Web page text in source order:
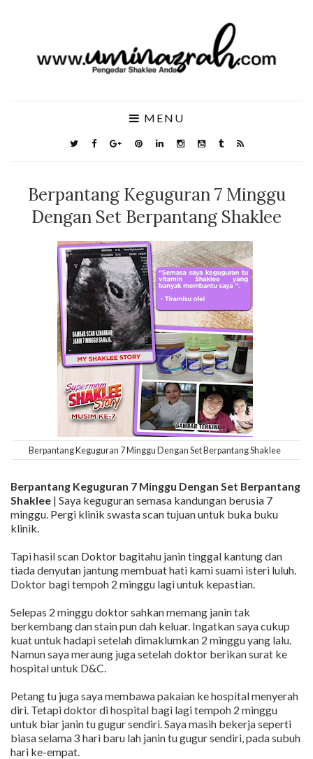
MENU
Berpantang Keguguran 7 Minggu
Dengan Set Berpantang Shaklee
Berpantang Keguguran 7 Minggu Dengan Set Berpantang Shaklee
Berpantang Keguguran 7 Minggu Dengan Set Berpantang
Shaklee | Saya keguguran semasa kandungan berusia 7
minggu. Pergi klinik swasta scan tujuan untuk buka buku
klinik.
Tapi hasil scan Doktor bagitahu janin tinggal kantung dan
tiada denyutan jantung membuat hati kami suami isteri luluh.
Doktor bagi tempoh 2 minggu lagi untuk kepastian.
Selepas 2 minggu doktor sahkan memang janin tak
berkembang dan stain pun dah keluar. Ingatkan saya cukup
kuat untuk hadapi setelah dimaklumkan 2 minggu yang lalu.
Namun saya meraung juga setelah doktor berikan surat ke
hospital untuk D&C.
Petang tu juga saya membawa pakaian ke hospital menyerah
diri. Tetapi doktor di hospital bagi lagi tempoh 2 minggu
untuk biar janin tu gugur sendiri. Saya masih bekerja seperti
biasa selama 3 hari baru lah janin tu gugur sendiri, pada subuh
hari ke-empat.